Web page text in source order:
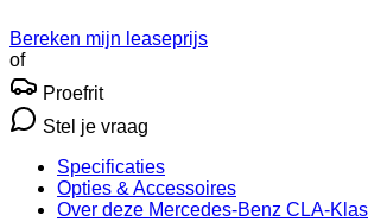
Bereken mijn leaseprijs
of
Proefrit
Stel je vraag
Specificaties
Opties & Accessoires
Over deze Mercedes-Benz CLA-